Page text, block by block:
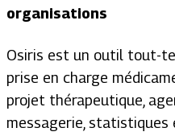
organisations
Osiris est un outil tout-
prise en charge
projet thérapeutique,
messagerie, statistiques